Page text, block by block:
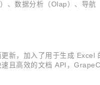
、数据分析（Olap）、导航
新，加入了用于生成 Excel
且高效的文档 API，